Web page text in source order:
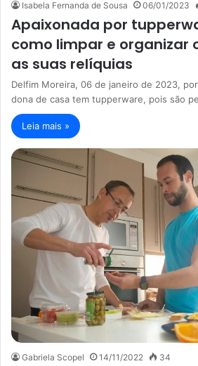
Isabela Fernanda de Sousa 06/01/2023
Apaixonada por
como limpar e organizar
as suas relíquias
Delfim Moreira, 06 de janeiro de 2023,
dona de casa tem tupperware, pois são
Leia mais »
Gabriela Scopel 14/11/2022 34